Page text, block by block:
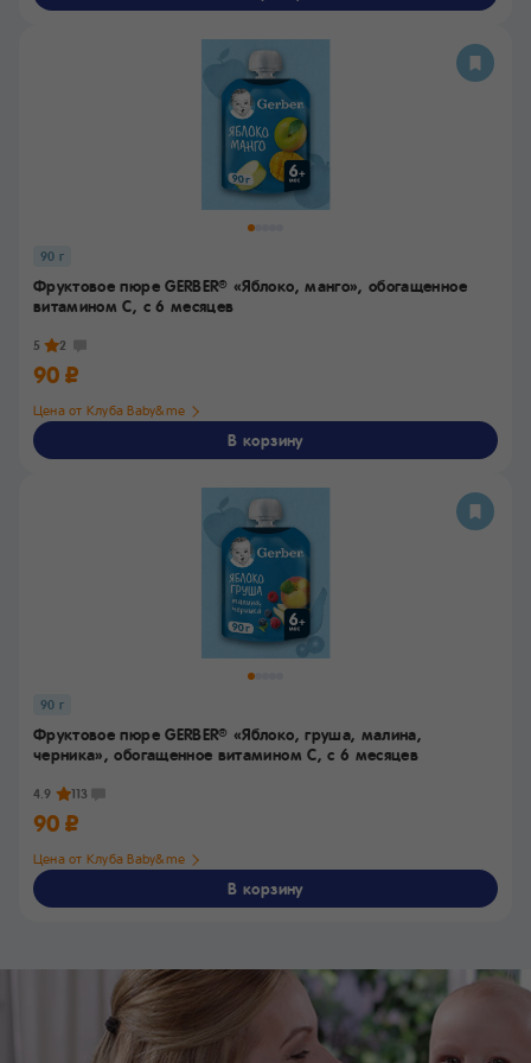
90 г
Фруктовое пюре GERBER® «Яблоко, манго», обогащенное
витамином С, с 6 месяцев
5 2
90 ₽
Цена от Клуба Baby&me
В корзину
90 г
Фруктовое пюре GERBER® «Яблоко, груша, малина,
черника», обогащенное витамином C,с 6 месяцев
4.9 113
90 ₽
Цена от Клуба Baby&me
В корзину